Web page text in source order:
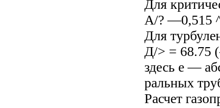
Для
А/? —0,515
Для
Д/> = 68.75
здесь е —
ральных
Расчет